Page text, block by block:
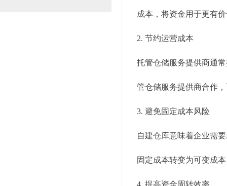
成本，将资金用于更有
2. 节约运营成本
托管仓储服务提供商通
管仓储服务提供商合作
3. 避免固定成本风险
自建仓库意味着企业需
固定成本转变为可变成
4. 提高资金周转效率